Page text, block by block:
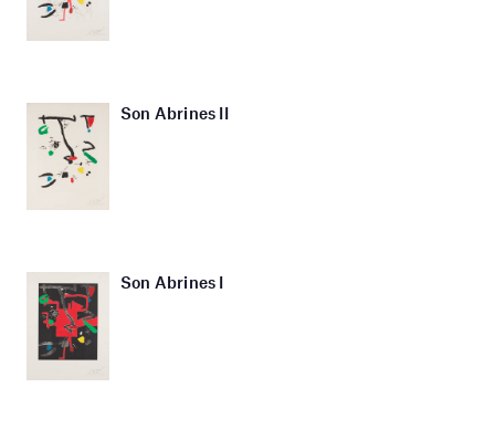
Son Abrines II
Son Abrines I